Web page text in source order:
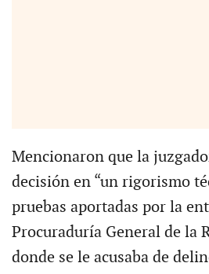
Mencionaron que la
decisión en “un rigorismo
pruebas aportadas por la
Procuraduría General de la
donde se le acusaba de